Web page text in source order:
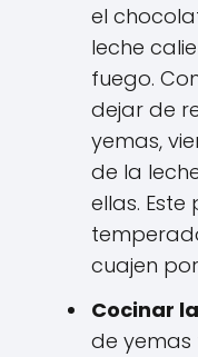
el
leche
fuego.
dejar de
yemas,
de la
ellas.
cuajen
Cocinar
de